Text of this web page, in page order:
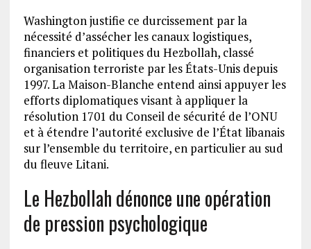
Washington justifie ce durcissement par la
nécessité d’assécher les canaux logistiques,
financiers et politiques du Hezbollah, classé
organisation terroriste par les États-Unis depuis
1997. La Maison-Blanche entend ainsi appuyer les
efforts diplomatiques visant à appliquer la
résolution 1701 du Conseil de sécurité de l’ONU
et à étendre l’autorité exclusive de l’État libanais
sur l’ensemble du territoire, en particulier au sud
du fleuve Litani.
Le Hezbollah dénonce une opération
de pression psychologique